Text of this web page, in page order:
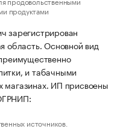
продуктами
зарегистрирован
область. Основной вид
и табачными
магазинах. ИП присвоены
источников.